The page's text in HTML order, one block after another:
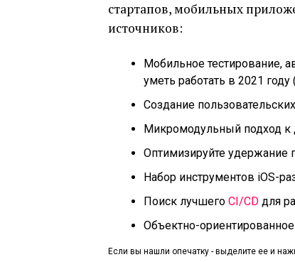
стартапов, мобильных
источников:
Мобильное тестирование,
уметь работать в 2021 году (
Создание
Микромодульный подход к
Оптимизируйте
Набор инструментов iOS-
Поиск лучшего CI/CD для
Объектно-
Если вы нашли опечатку - выделите ее и